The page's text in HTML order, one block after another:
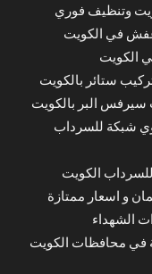
وتنظيف فوري
في الكويت
الكويت
ستائر بالكويت
البر بالكويت
شبكة للسرداب
الكويت
و اسعار ممتازة
الشهداء